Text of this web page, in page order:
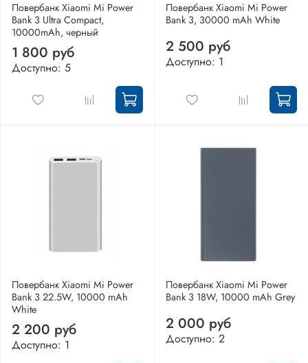
Повербанк Xiaomi Mi Power
Bank 3 Ultra Compact,
10000mAh, черный
1 800 руб
Доступно: 5
Повербанк Xiaomi Mi Power
Bank 3, 30000 mAh White
2 500 руб
Доступно: 1
Повербанк Xiaomi Mi Power
Bank 3 22.5W, 10000 mAh
White
2 200 руб
Доступно: 1
Повербанк Xiaomi Mi Power
Bank 3 18W, 10000 mAh Grey
2 000 руб
Доступно: 2